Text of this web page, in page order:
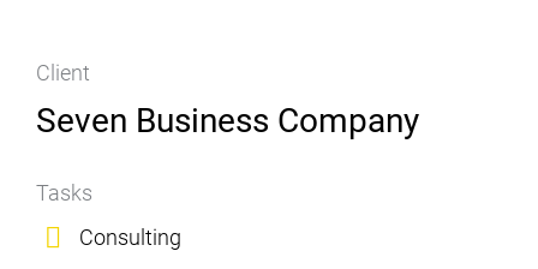
Client
Seven Business Company
Tasks
Consulting